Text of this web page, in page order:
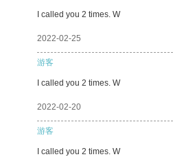
I called you 2 times. W
2022-02-25
游客
I called you 2 times. W
2022-02-20
游客
I called you 2 times. W